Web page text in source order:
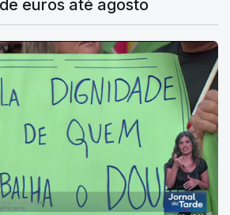
euros até agosto